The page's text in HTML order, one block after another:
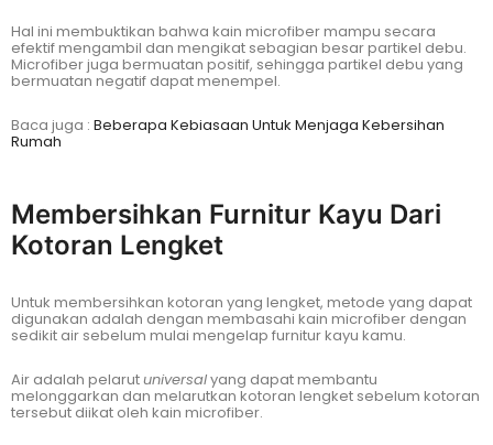
Hal ini membuktikan bahwa kain microfiber mampu secara
efektif mengambil dan mengikat sebagian besar partikel debu.
Microfiber juga bermuatan positif, sehingga partikel debu yang
bermuatan negatif dapat menempel.
Baca juga : Beberapa Kebiasaan Untuk Menjaga Kebersihan
Rumah
Membersihkan Furnitur Kayu Dari
Kotoran Lengket
Untuk membersihkan kotoran yang lengket, metode yang dapat
digunakan adalah dengan membasahi kain microfiber dengan
sedikit air sebelum mulai mengelap furnitur kayu kamu.
Air adalah pelarutuniversalyang dapat membantu
melonggarkan dan melarutkan kotoran lengket sebelum kotoran
tersebut diikat oleh kain microfiber.